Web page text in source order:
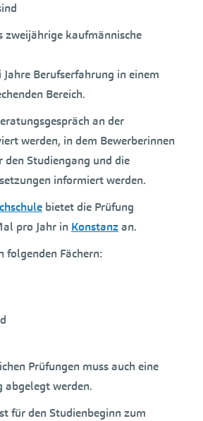
zweijährige kaufmännische
Berufserfahrung in einem
Bereich.
an der
werden, in dem Bewerberinnen
den Studiengang und die
informiert werden.
bietet die Prüfung
pro Jahr in Konstanzan.
folgenden Fächern:
Prüfungen muss auch eine
abgelegt werden.
für den Studienbeginn zum